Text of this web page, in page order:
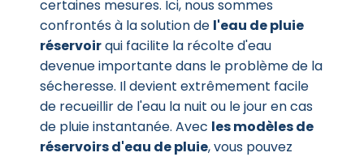
certaines mesures. Ici, nous sommes
confrontés à la solution de l'eau de pluie
réservoirqui facilite la récolte d'eau
devenue importante dans le problème de la
sécheresse. Il devient extrêmement facile
de recueillir de l'eau la nuit ou le jour en cas
de pluie instantanée. Avec les modèles de
réservoirs d'eau de pluie, vous pouvez